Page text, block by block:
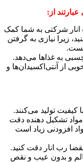
از:
انار شرکتی به شما کمک
زیرا نیازی به گرفتن
به غذاها می‌دهد.
از آنتی‌اکسیدان‌ها و
کیفیت تولید می‌کنند.
تشکیل دهنده دقت
افزودنی زیاد است
رب انار دقت کنید.
و بدون عیب و نقص